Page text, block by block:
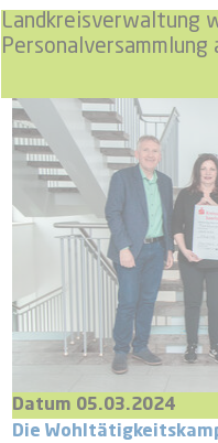
Landkreisverwaltung
Personalversammlung
Datum 05.03.2024
Die